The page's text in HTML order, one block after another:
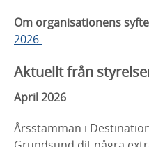
Om organisationens
2026
Aktuellt från
April 2026
Årsstämman i